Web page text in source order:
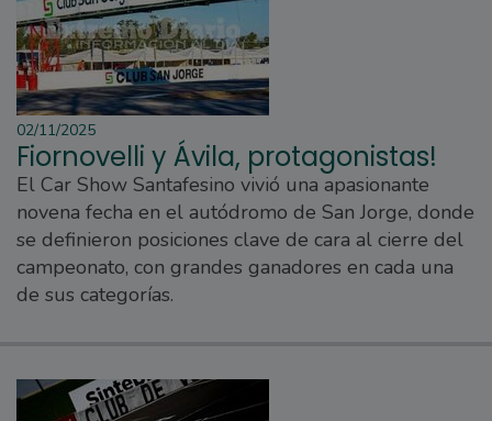
02/11/2025
Fiornovelli y Ávila, protagonistas!
El Car Show Santafesino vivió una apasionante
novena fecha en el autódromo de San Jorge, donde
se definieron posiciones clave de cara al cierre del
campeonato, con grandes ganadores en cada una
de sus categorías.